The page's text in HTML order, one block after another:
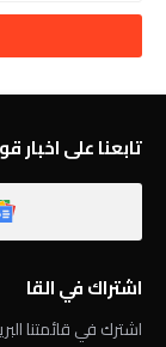
تابعنا على اخبار
اشتراك في القا
اشترك في قائمتنا